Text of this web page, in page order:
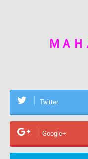
ＭＡ
Twitter
Google+